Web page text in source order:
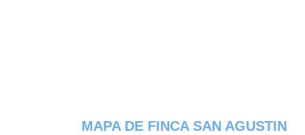
MAPA DE FINCA SAN AGUSTIN